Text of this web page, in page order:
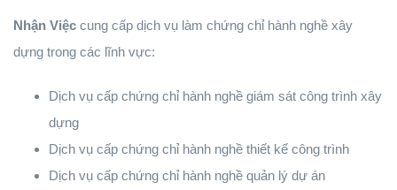
Nhận Việc cung cấp dịch vụ làm chứng chỉ hành nghề xây
dựng trong các lĩnh vực:
Dịch vụ cấp chứng chỉ hành nghề giám sát công trình xây
dựng
Dịch vụ cấp chứng chỉ hành nghề thiết kế công trình
Dịch vụ cấp chứng chỉ hành nghề quản lý dự án